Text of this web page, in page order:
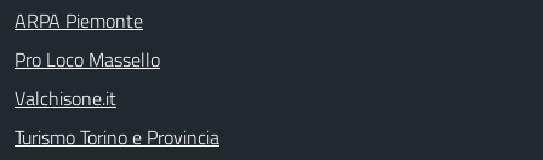
ARPA Piemonte
Pro Loco Massello
Valchisone.it
Turismo Torino e Provincia